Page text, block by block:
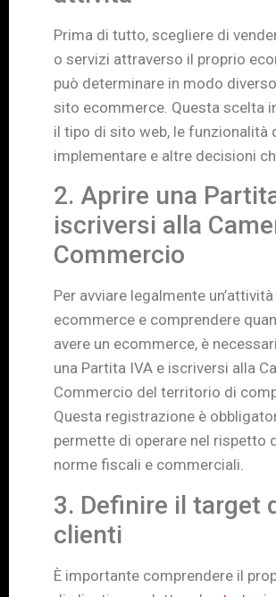
Prima di tutto, scegliere di
o servizi attraverso il proprio
può determinare in modo
sito ecommerce. Questa scelta
il tipo di sito web, le funzionalità
implementare e altre decisioni
2. Aprire una
iscriversi alla
Commercio
Per avviare legalmente
ecommerce e comprendere
avere un ecommerce, è
una Partita IVA e iscriversi alla
Commercio del territorio di
Questa registrazione è
permette di operare nel rispetto
norme fiscali e commerciali.
3. Definire il target
clienti
È importante comprendere il